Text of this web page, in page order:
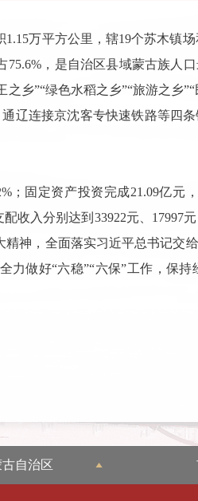
万平方公里，辖19个苏木镇
，是自治区县域蒙古族人
乡”“绿色水稻之乡”“旅游之乡
辽连接京沈客专快速铁路等四
；固定资产投资完成21.09亿
收入分别达到33922元、17997
神，全面落实习近平总书记交
力做好“六稳”“六保”工作，保
古自治区